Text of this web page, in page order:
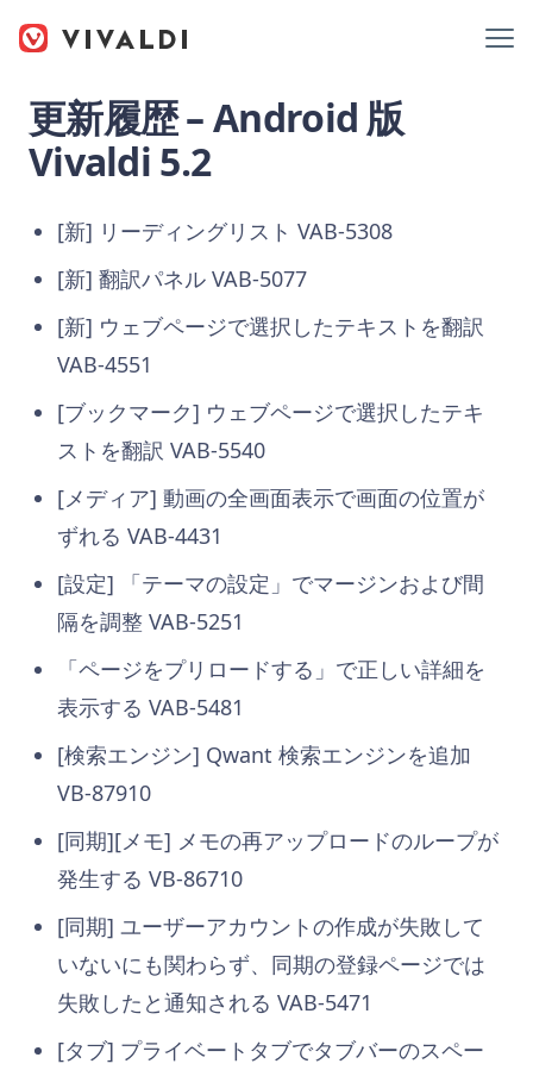
更新履歴 – Android 版
Vivaldi 5.2
[新] リーディングリスト VAB-5308
[新] 翻訳パネル VAB-5077
[新] ウェブページで選択したテキストを翻訳
VAB-4551
[ブックマーク] ウェブページで選択したテキ
ストを翻訳 VAB-5540
[メディア] 動画の全画面表示で画面の位置が
ずれる VAB-4431
[設定] 「テーマの設定」でマージンおよび間
隔を調整 VAB-5251
「ページをプリロードする」で正しい詳細を
表示する VAB-5481
[検索エンジン] Qwant 検索エンジンを追加
VB-87910
[同期][メモ] メモの再アップロードのループが
発生する VB-86710
[同期] ユーザーアカウントの作成が失敗して
いないにも関わらず、同期の登録ページでは
失敗したと通知される VAB-5471
[タブ] プライベートタブでタブバーのスペー